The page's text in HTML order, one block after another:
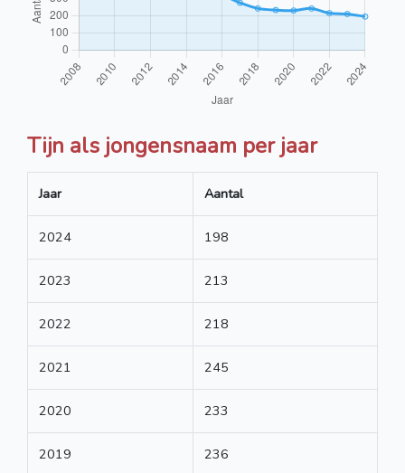
Tijn als jongensnaam per jaar
Jaar Aantal
2024 198
2023 213
2022 218
2021 245
2020 233
2019 236